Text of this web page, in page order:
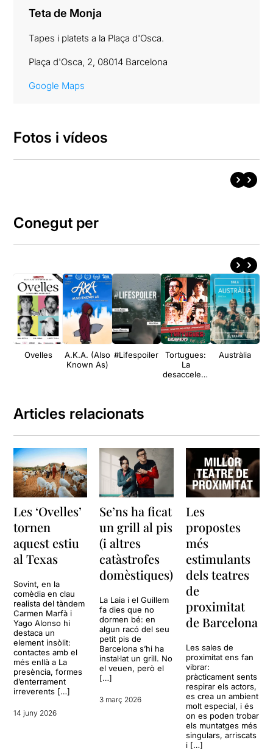
Teta de Monja
Tapes i platets a la Plaça d'Osca.
Plaça d'Osca, 2, 08014 Barcelona
Google Maps
Fotos i vídeos
Conegut per
Ovelles
A.K.A. (Also
Known As)
#Lifespoiler
Tortugues:
La
desaccelera
Austràlia
Articles relacionats
Les ‘Ovelles’
tornen
aquest estiu
al Texas
Sovint, en la
comèdia en clau
realista del tàndem
Carmen Marfà i
Yago Alonso hi
destaca un
element insòlit:
contactes amb el
més enllà a La
presència, formes
d’enterrament
irreverents […]
14 juny 2026
Se’ns ha ficat
un grill al pis
(i altres
catàstrofes
domèstiques)
La Laia i el Guillem
fa dies que no
dormen bé: en
algun racó del seu
petit pis de
Barcelona s’hi ha
instal·lat un grill. No
el veuen, però el
[…]
3 març 2026
Les
propostes
més
estimulants
dels teatres
de
proximitat
de Barcelona
Les sales de
proximitat ens fan
vibrar:
pràcticament sents
respirar els actors,
es crea un ambient
molt especial, i és
on es poden trobar
els muntatges més
singulars, arriscats
i […]